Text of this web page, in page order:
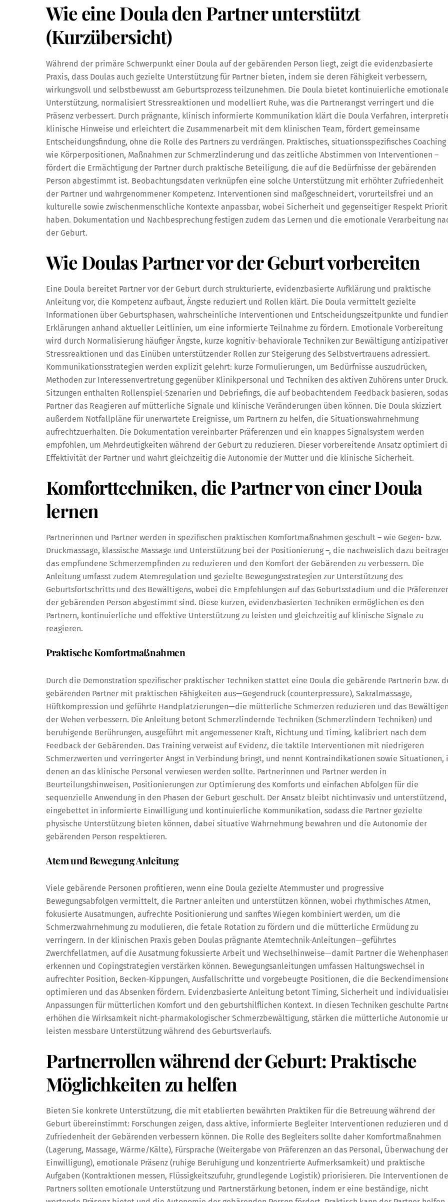
Wie eine Doula den Partner unterstützt
(Kurzübersicht)
Während der primäre Schwerpunkt einer Doula auf der gebärenden Person liegt, zeigt die evidenzbasierte
Praxis, dass Doulas auch gezielte Unterstützung für Partner bieten, indem sie deren Fähigkeit verbessern,
wirkungsvoll und selbstbewusst am Geburtsprozess teilzunehmen. Die Doula bietet kontinuierliche emotionale
Unterstützung, normalisiert Stressreaktionen und modelliert Ruhe, was die Partnerangst verringert und die
Präsenz verbessert. Durch prägnante, klinisch informierte Kommunikation klärt die Doula Verfahren,
klinische Hinweise und erleichtert die Zusammenarbeit mit dem klinischen Team, fördert gemeinsame
Entscheidungsfindung, ohne die Rolle des Partners zu verdrängen. Praktisches, situationsspezifisches Coaching
wie Körperpositionen, Maßnahmen zur Schmerzlinderung und das zeitliche Abstimmen von Interventionen –
fördert die Ermächtigung der Partner durch praktische Beteiligung, die auf die Bedürfnisse der gebärenden
Person abgestimmt ist. Beobachtungsdaten verknüpfen eine solche Unterstützung mit erhöhter Zufriedenheit
der Partner und wahrgenommener Kompetenz. Interventionen sind maßgeschneidert, vorurteilsfrei und an
kulturelle sowie zwischenmenschliche Kontexte anpassbar, wobei Sicherheit und gegenseitiger Respekt
haben. Dokumentation und Nachbesprechung festigen zudem das Lernen und die emotionale Verarbeitung
der Geburt.
Wie Doulas Partner vor der Geburt vorbereiten
Eine Doula bereitet Partner vor der Geburt durch strukturierte, evidenzbasierte Aufklärung und praktische
Anleitung vor, die Kompetenz aufbaut, Ängste reduziert und Rollen klärt. Die Doula vermittelt gezielte
Informationen über Geburtsphasen, wahrscheinliche Interventionen und Entscheidungszeitpunkte und
Erklärungen anhand aktueller Leitlinien, um eine informierte Teilnahme zu fördern. Emotionale Vorbereitung
wird durch Normalisierung häufiger Ängste, kurze kognitiv-behaviorale Techniken zur Bewältigung antizipativer
Stressreaktionen und das Einüben unterstützender Rollen zur Steigerung des Selbstvertrauens adressiert.
Kommunikationsstrategien werden explizit gelehrt: kurze Formulierungen, um Bedürfnisse auszudrücken,
Methoden zur Interessenvertretung gegenüber Klinikpersonal und Techniken des aktiven Zuhörens unter Druck.
Sitzungen enthalten Rollenspiel-Szenarien und Debriefings, die auf beobachtendem Feedback basieren,
Partner das Reagieren auf mütterliche Signale und klinische Veränderungen üben können. Die Doula skizziert
außerdem Notfallpläne für unerwartete Ereignisse, um Partnern zu helfen, die Situationswahrnehmung
aufrechtzuerhalten. Die Dokumentation vereinbarter Präferenzen und ein knappes Signalsystem werden
empfohlen, um Mehrdeutigkeiten während der Geburt zu reduzieren. Dieser vorbereitende Ansatz optimiert
Effektivität der Partner und wahrt gleichzeitig die Autonomie der Mutter und die klinische Sicherheit.
Komforttechniken, die Partner von einer Doula
lernen
Partnerinnen und Partner werden in spezifischen praktischen Komfortmaßnahmen geschult – wie Gegen- bzw.
Druckmassage, klassische Massage und Unterstützung bei der Positionierung –, die nachweislich dazu
das empfundene Schmerzempfinden zu reduzieren und den Komfort der Gebärenden zu verbessern. Die
Anleitung umfasst zudem Atemregulation und gezielte Bewegungsstrategien zur Unterstützung des
Geburtsfortschritts und des Bewältigens, wobei die Empfehlungen auf das Geburtsstadium und die
der gebärenden Person abgestimmt sind. Diese kurzen, evidenzbasierten Techniken ermöglichen es den
Partnern, kontinuierliche und effektive Unterstützung zu leisten und gleichzeitig auf klinische Signale zu
reagieren.
Praktische Komfortmaßnahmen
Durch die Demonstration spezifischer praktischer Techniken stattet eine Doula die gebärende Partnerin bzw.
gebärenden Partner mit praktischen Fähigkeiten aus—Gegendruck (counterpressure), Sakralmassage,
Hüftkompression und geführte Handplatzierungen—die mütterliche Schmerzen reduzieren und das Bewältigen
der Wehen verbessern. Die Anleitung betont Schmerzlindernde Techniken (Schmerzlindern Techniken) und
beruhigende Berührungen, ausgeführt mit angemessener Kraft, Richtung und Timing, kalibriert nach dem
Feedback der Gebärenden. Das Training verweist auf Evidenz, die taktile Interventionen mit niedrigeren
Schmerzwerten und verringerter Angst in Verbindung bringt, und nennt Kontraindikationen sowie Situationen,
denen an das klinische Personal verwiesen werden sollte. Partnerinnen und Partner werden in
Beurteilungshinweisen, Positionierungen zur Optimierung des Komforts und einfachen Abfolgen für die
sequenzielle Anwendung in den Phasen der Geburt geschult. Der Ansatz bleibt nichtinvasiv und unterstützend,
eingebettet in informierte Einwilligung und kontinuierliche Kommunikation, sodass die Partner gezielte
physische Unterstützung bieten können, dabei situative Wahrnehmung bewahren und die Autonomie der
gebärenden Person respektieren.
Atem und Bewegung Anleitung
Viele gebärende Personen profitieren, wenn eine Doula gezielte Atemmuster und progressive
Bewegungsabfolgen vermittelt, die Partner anleiten und unterstützen können, wobei rhythmisches Atmen,
fokusierte Ausatmungen, aufrechte Positionierung und sanftes Wiegen kombiniert werden, um die
Schmerzwahrnehmung zu modulieren, die fetale Rotation zu fördern und die mütterliche Ermüdung zu
verringern. In der klinischen Praxis geben Doulas prägnante Atemtechnik-Anleitungen—geführtes
Zwerchfellatmen, auf die Ausatmung fokussierte Arbeit und Wechselhinweise—damit Partner die Wehenphasen
erkennen und Copingstrategien verstärken können. Bewegungsanleitungen umfassen Haltungswechsel in
aufrechter Position, Becken-Kippungen, Ausfallschritte und vorgebeugte Positionen, die die
optimieren und das Absenken fördern. Evidenzbasierte Anleitung betont Timing, Sicherheit und
Anpassungen für mütterlichen Komfort und den geburtshilflichen Kontext. In diesen Techniken geschulte
erhöhen die Wirksamkeit nicht-pharmakologischer Schmerzbewältigung, stärken die mütterliche Autonomie
leisten messbare Unterstützung während des Geburtsverlaufs.
Partnerrollen während der Geburt: Praktische
Möglichkeiten zu helfen
Bieten Sie konkrete Unterstützung, die mit etablierten bewährten Praktiken für die Betreuung während der
Geburt übereinstimmt: Forschungen zeigen, dass aktive, informierte Begleiter Interventionen reduzieren und
Zufriedenheit der Gebärenden verbessern können. Die Rolle des Begleiters sollte daher Komfortmaßnahmen
(Lagerung, Massage, Wärme/Kälte), Fürsprache (Weitergabe von Präferenzen an das Personal, Überwachung der
Einwilligung), emotionale Präsenz (ruhige Beruhigung und konzentrierte Aufmerksamkeit) und praktische
Aufgaben (Kontraktionen messen, Flüssigkeitszufuhr, grundlegende Logistik) priorisieren. Die Interventionen
Partners sollten emotionale Unterstützung und Partnerstärkung betonen, indem er eine beständige, nicht